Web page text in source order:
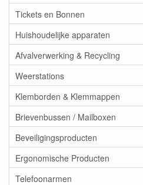
Tickets en Bonnen
Huishoudelijke apparaten
Afvalverwerking & Recycling
Weerstations
Klemborden & Klemmappen
Brievenbussen / Mailboxen
Beveiligingsproducten
Ergonomische Producten
Telefoonarmen